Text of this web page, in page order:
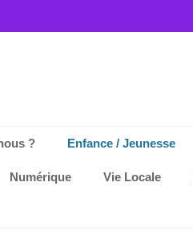
? Enfance / Jeunesse
Numérique Vie Locale